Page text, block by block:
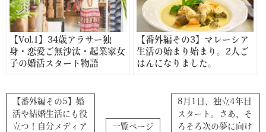
【Vol.1】34歳アラサー独
身・恋愛ご無沙汰・起業家女
子の婚活スタート物語
【番外編その3】マレーシア
生活の始まり始まり。2人ご
はんになりました。
【番外編その5】婚
活や結婚生活にも役
立つ！自分メディア
一覧ページ
8月1日、独立4年目
スタート。さあ、そ
ろそろ次の夢に向け